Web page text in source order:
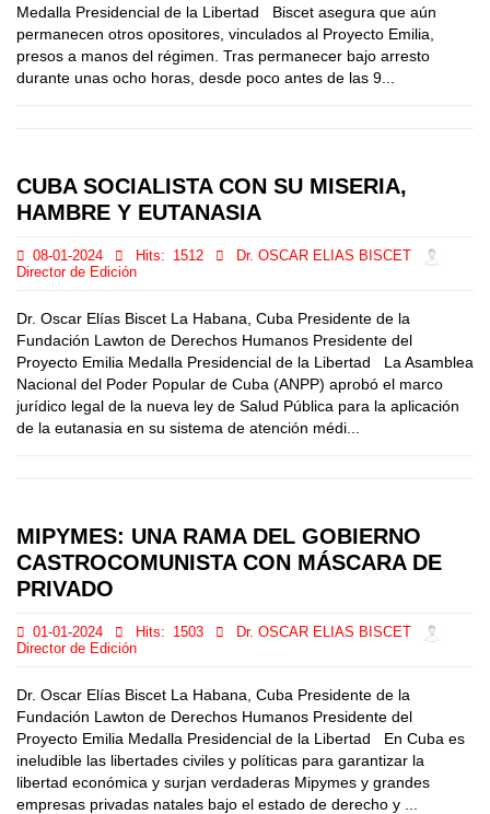
Medalla Presidencial de la Libertad Biscet asegura que aún
permanecen otros opositores, vinculados al Proyecto Emilia,
presos a manos del régimen. Tras permanecer bajo arresto
durante unas ocho horas, desde poco antes de las 9...
CUBA SOCIALISTA CON SU MISERIA,
HAMBRE Y EUTANASIA
08-01-2024 Hits: 1512
Dr. OSCAR ELIAS BISCET
Director de Edición
Dr. Oscar Elías Biscet La Habana, Cuba Presidente de la
Fundación Lawton de Derechos Humanos Presidente del
Proyecto Emilia Medalla Presidencial de la Libertad La Asamblea
Nacional del Poder Popular de Cuba (ANPP) aprobó el marco
jurídico legal de la nueva ley de Salud Pública para la aplicación
de la eutanasia en su sistema de atención médi...
MIPYMES: UNA RAMA DEL GOBIERNO
CASTROCOMUNISTA CON MÁSCARA DE
PRIVADO
01-01-2024 Hits: 1503
Dr. OSCAR ELIAS BISCET
Director de Edición
Dr. Oscar Elías Biscet La Habana, Cuba Presidente de la
Fundación Lawton de Derechos Humanos Presidente del
Proyecto Emilia Medalla Presidencial de la Libertad En Cuba es
ineludible las libertades civiles y políticas para garantizar la
libertad económica y surjan verdaderas Mipymes y grandes
empresas privadas natales bajo el estado de derecho y ...